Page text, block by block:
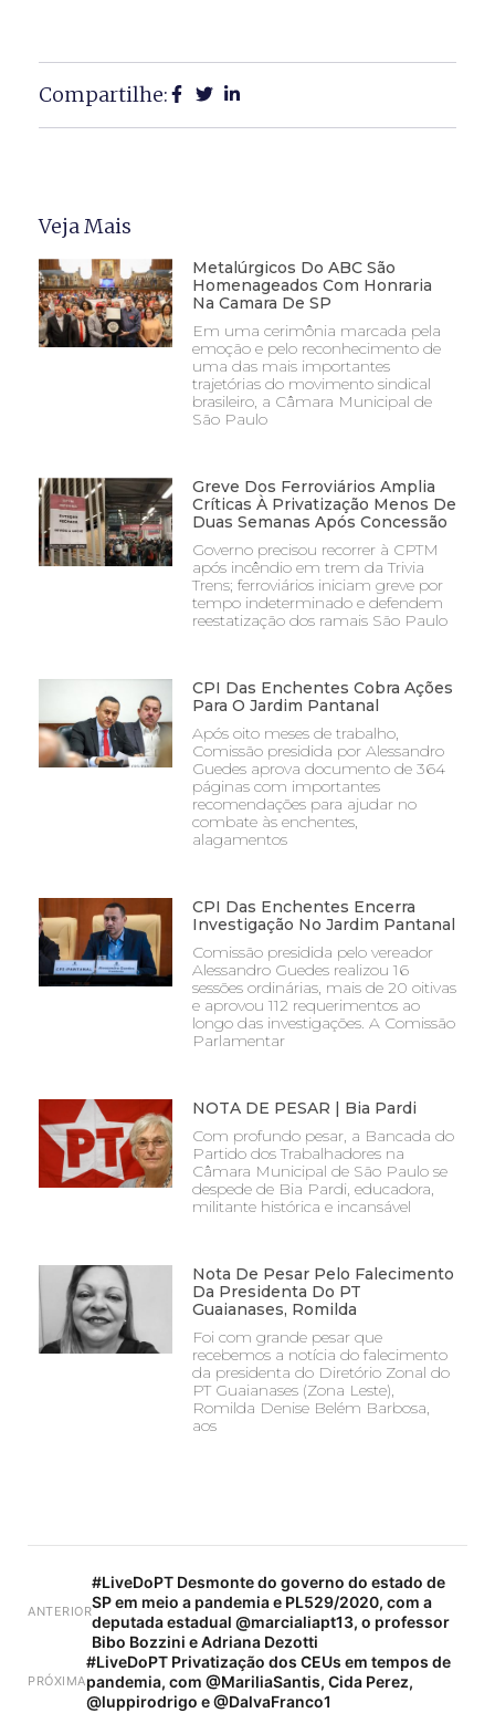
Compartilhe:
Veja Mais
Metalúrgicos Do ABC São
Homenageados Com Honraria
Na Camara De SP
Em uma cerimônia marcada pela
emoção e pelo reconhecimento de
uma das mais importantes
trajetórias do movimento sindical
brasileiro, a Câmara Municipal de
São Paulo
Greve Dos Ferroviários Amplia
Críticas À Privatização Menos De
Duas Semanas Após Concessão
Governo precisou recorrer à CPTM
após incêndio em trem da Trivia
Trens; ferroviários iniciam greve por
tempo indeterminado e defendem
reestatização dos ramais São Paulo
CPI Das Enchentes Cobra Ações
Para O Jardim Pantanal
Após oito meses de trabalho,
Comissão presidida por Alessandro
Guedes aprova documento de 364
páginas com importantes
recomendações para ajudar no
combate às enchentes,
alagamentos
CPI Das Enchentes Encerra
Investigação No Jardim Pantanal
Comissão presidida pelo vereador
Alessandro Guedes realizou 16
sessões ordinárias, mais de 20 oitivas
e aprovou 112 requerimentos ao
longo das investigações. A Comissão
Parlamentar
NOTA DE PESAR | Bia Pardi
Com profundo pesar, a Bancada do
Partido dos Trabalhadores na
Câmara Municipal de São Paulo se
despede de Bia Pardi, educadora,
militante histórica e incansável
Nota De Pesar Pelo Falecimento
Da Presidenta Do PT
Guaianases, Romilda
Foi com grande pesar que
recebemos a notícia do falecimento
da presidenta do Diretório Zonal do
PT Guaianases (Zona Leste),
Romilda Denise Belém Barbosa,
aos
ANTERIOR
#LiveDoPT Desmonte do governo do estado de
SP em meio a pandemia e PL529/2020, com a
deputada estadual @marcialiapt13, o professor
Bibo Bozzini e Adriana Dezotti
PRÓXIMA
#LiveDoPT Privatização dos CEUs em tempos de
pandemia, com @MariliaSantis, Cida Perez,
@luppirodrigo e @DalvaFranco1